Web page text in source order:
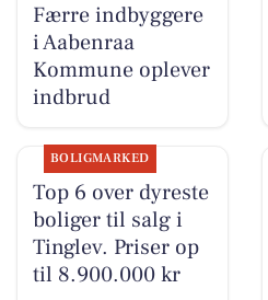
Færre indbyggere
i Aabenraa
Kommune oplever
indbrud
BOLIGMARKED
Top 6 over dyreste
boliger til salg i
Tinglev. Priser op
til 8.900.000 kr